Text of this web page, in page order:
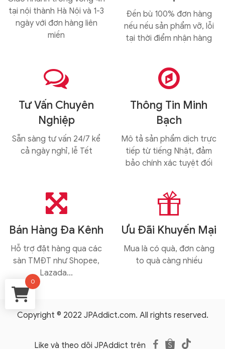
tại nội thành Hà Nội và 1-3
ngày với đơn hàng liên
miền
Đền bù 100% đơn hàng
nếu nếu sản phẩm vỡ, lỗi
tại thời điểm nhận hàng

Tư Vấn Chuyên
Nghiệp
Sẵn sàng tư vấn 24/7 kể
cả ngày nghỉ, lễ Tết

Thông Tin Minh
Bạch
Mô tả sản phẩm dịch trực
tiếp từ tiếng Nhật, đảm
bảo chính xác tuyệt đối

Bán Hàng Đa Kênh
Hỗ trợ đặt hàng qua các
sàn TMĐT như Shopee,
Lazada...

Ưu Đãi Khuyến Mại
Mua là có quà, đơn càng
to quà càng nhiều
Copyright © 2022 JPAddict.com. All rights reserved.
Like và theo dõi JPAddict trên 
0